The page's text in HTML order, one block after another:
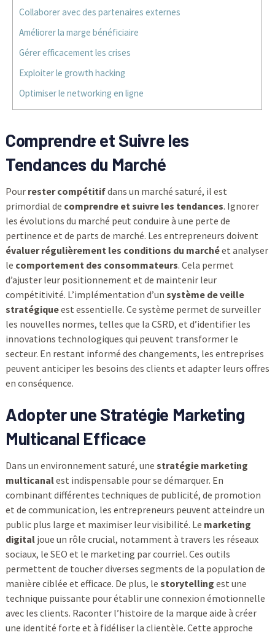
Collaborer avec des partenaires externes
Améliorer la marge bénéficiaire
Gérer efficacement les crises
Exploiter le growth hacking
Optimiser le networking en ligne
Comprendre et Suivre les
Tendances du Marché
Pour rester compétitifdans un marché saturé, il est
primordial de comprendre et suivre les tendances. Ignorer
les évolutions du marché peut conduire à une perte de
pertinence et de parts de marché. Les entrepreneurs doivent
évaluer régulièrement les conditions du marchéet analyser
le comportement des consommateurs. Cela permet
d’ajuster leur positionnement et de maintenir leur
compétitivité. L’implémentation d’un système de veille
stratégiqueest essentielle. Ce système permet de surveiller
les nouvelles normes, telles que la CSRD, et d’identifier les
innovations technologiques qui peuvent transformer le
secteur. En restant informé des changements, les entreprises
peuvent anticiper les besoins des clients et adapter leurs offres
en conséquence.
Adopter une Stratégie Marketing
Multicanal Efficace
Dans un environnement saturé, une stratégie marketing
multicanalest indispensable pour se démarquer. En
combinant différentes techniques de publicité, de promotion
et de communication, les entrepreneurs peuvent atteindre un
public plus large et maximiser leur visibilité. Le marketing
digitaljoue un rôle crucial, notamment à travers les réseaux
sociaux, le SEO et le marketing par courriel. Ces outils
permettent de toucher diverses segments de la population de
manière ciblée et efficace. De plus, le storytelling est une
technique puissante pour établir une connexion émotionnelle
avec les clients. Raconter l’histoire de la marque aide à créer
une identité forte et à fidéliser la clientèle. Cette approche